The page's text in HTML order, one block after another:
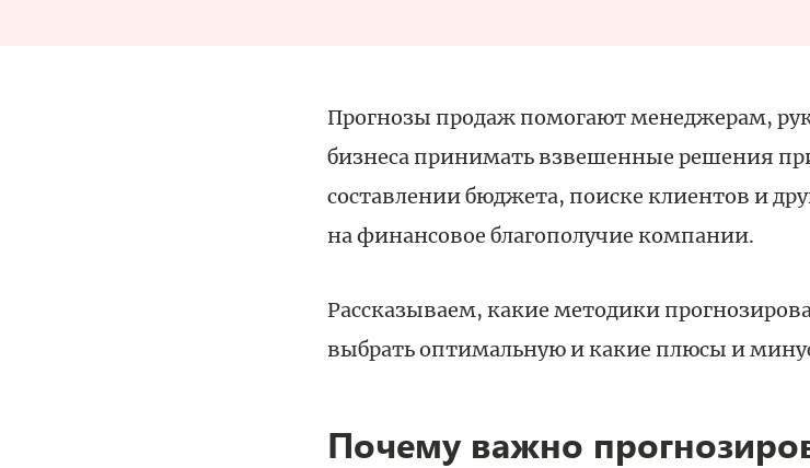
Прогнозы продаж помогают менеджерам,
бизнеса принимать взвешенные решения
составлении бюджета, поиске клиентов и
на финансовое благополучие компании.
Рассказываем, какие методики
выбрать оптимальную и какие плюсы и
Почему важно